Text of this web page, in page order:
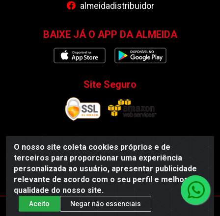
O nosso site coleta cookies próprios e de
terceiros para proporcionar uma experiência
personalizada ao usuário, apresentar publicidade
relevante de acordo com o seu perfil e melhorar a
qualidade do nosso site.
Aceito
Negar não essenciais
almeidadistribuidor
BAIXE JÁ O APP DA ALMEIDA
Site Seguro
Almeida Distribuidor - Rodovia BR 104, S/N, Centro -
Esperança/PB - CEP 58135-000 - CNPJ
35.419.548/0001-55